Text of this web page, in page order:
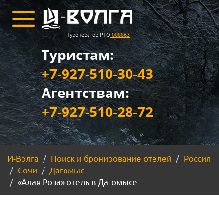
Туроператор РТО 008863
Туристам:
+7-927-510-30-43
Агентствам:
+7-927-510-28-72
И-Волга Поиск и бронирование отелей
Россия
Сочи
Дагомыс
«Алая Роза» отель в Дагомысе